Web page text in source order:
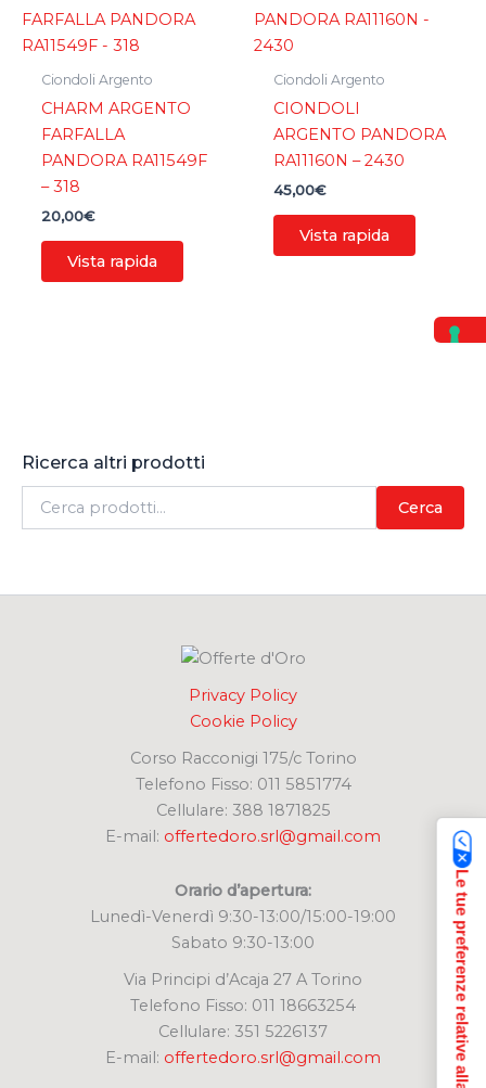
Ricerca altri prodotti
Cerca
Ciondoli Argento
CHARM ARGENTO
FARFALLA
PANDORA RA11549F
– 318
20,00€
Vista rapida
Ciondoli Argento
CIONDOLI
ARGENTO PANDORA
RA11160N – 2430
45,00€
Vista rapida
Privacy Policy
Cookie Policy
Corso Racconigi 175/c Torino
Telefono Fisso: 011 5851774
Cellulare: 388 1871825
E-mail: offertedoro.srl@gmail.com
Orario d’apertura:
Lunedì-Venerdì 9:30-13:00/15:00-19:00
Sabato 9:30-13:00
Via Principi d’Acaja 27 A Torino
Telefono Fisso: 011 18663254
Cellulare: 351 5226137
E-mail: offertedoro.srl@gmail.com Le tue preferenze relative alla privacy